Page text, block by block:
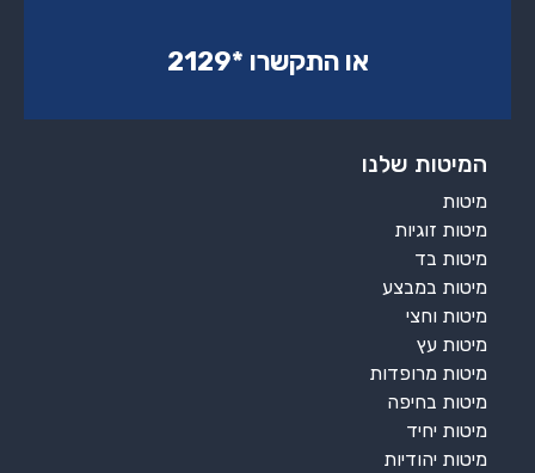
או התקשרו ‏*2129‏
המיטות שלנו
מיטות
מיטות זוגיות
מיטות בד
מיטות במבצע
מיטות וחצי
מיטות עץ
מיטות מרופדות
מיטות בחיפה
מיטות יחיד
מיטות יהודיות